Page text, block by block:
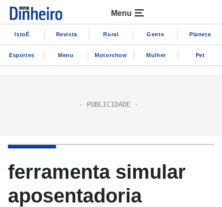
Menu
IstoÉ Revista Rural Gente Planeta
Esportes Menu Motorshow Mulher Pet
ferramenta simular
aposentadoria